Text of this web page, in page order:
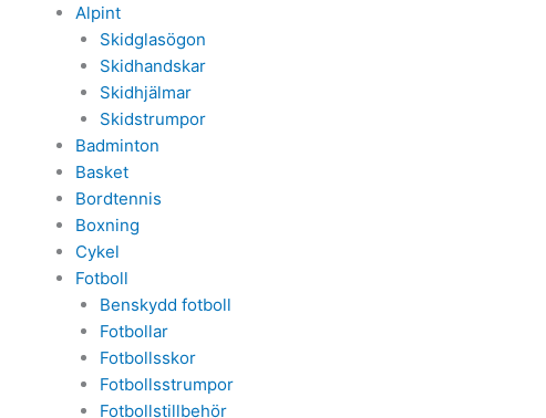
Alpint
Skidglasögon
Skidhandskar
Skidhjälmar
Skidstrumpor
Badminton
Basket
Bordtennis
Boxning
Cykel
Fotboll
Benskydd fotboll
Fotbollar
Fotbollsskor
Fotbollsstrumpor
Fotbollstillbehör